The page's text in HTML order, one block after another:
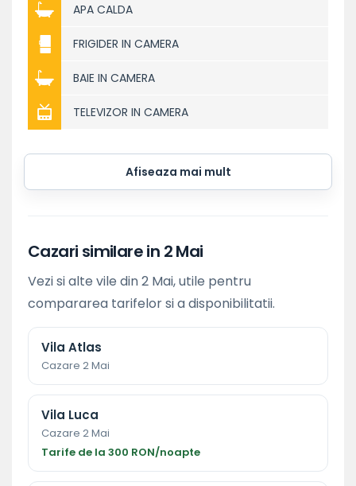
APA CALDA
FRIGIDER IN CAMERA
BAIE IN CAMERA
TELEVIZOR IN CAMERA
Afiseaza mai mult
Cazari similare in 2 Mai
Vezi si alte vile din 2 Mai, utile pentru
compararea tarifelor si a disponibilitatii.
Vila Atlas
Cazare 2 Mai
Vila Luca
Cazare 2 Mai
Tarife de la 300 RON/noapte